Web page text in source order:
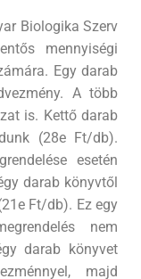
Biologika Szerv
mennyiségi
Egy darab
A több
is. Kettő darab
(28e Ft/db).
esetén
darab könyvtől
Ft/db). Ez egy
nem
darab könyvet
majd